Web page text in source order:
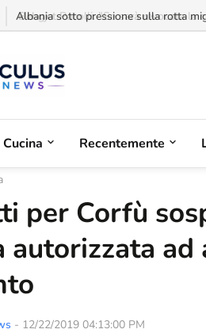
Behgjet Pacolli: "Se sarà revocata la
Cucina Recentemente
per Corfù
autorizzata
- 12/22/2019 04:13:00 PM